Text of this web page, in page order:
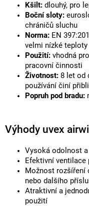
Kšilt: dlouhý, pro
Boční sloty:
chráničů sluchu
Norma: EN
velmi nízké teploty
Použití: vhodná
pracovní činnosti
Životnost: 8 let od
používání činí
Popruh pod bradu:
Výhody uvex
Vysoká odolnost
Efektivní
Možnost rozšíření
nebo dalšího
Atraktivní a
použití